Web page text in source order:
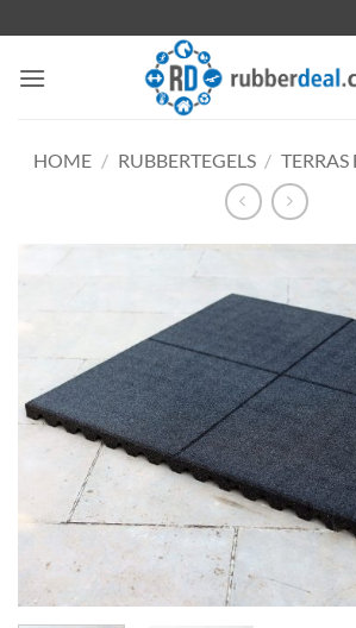
naar
inhoud
HOME / RUBBERTEGELS / TERRAS